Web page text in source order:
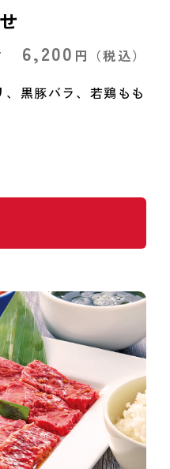
6,200 円 （税込）
黒豚バラ、若鶏もも